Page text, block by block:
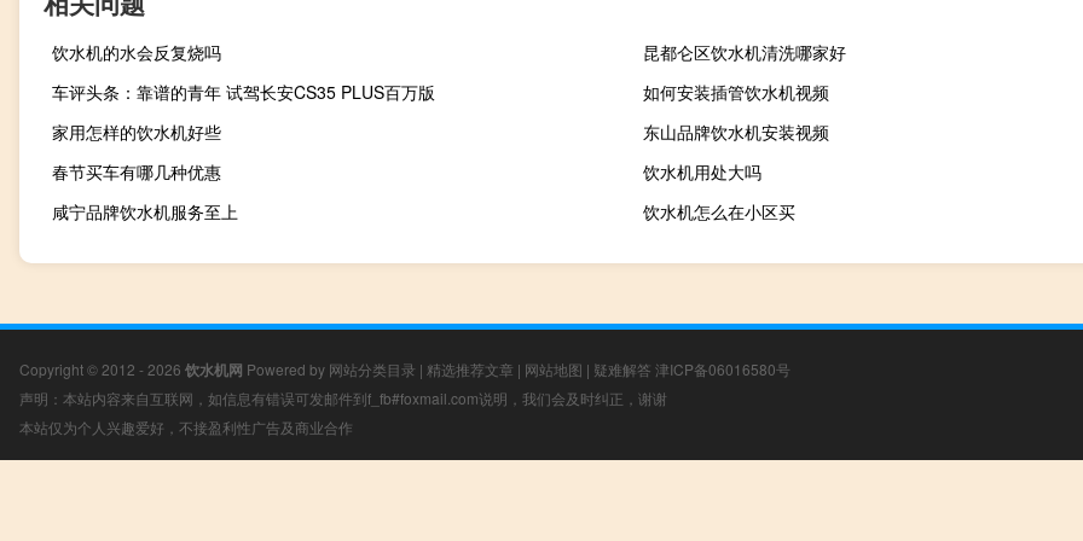
饮水机的水会反复烧吗
昆都仑区饮水机清洗哪家好
车评头条：靠谱的青年 试驾长安CS35 PLUS百万版
如何安装插管饮水机视频
家用怎样的饮水机好些
东山品牌饮水机安装视频
春节买车有哪几种优惠
饮水机用处大吗
咸宁品牌饮水机服务至上
饮水机怎么在小区买
Copyright © 2012 - 2026 饮水机网 Powered by 网站分类目录 | 精选推荐文章 | 网站地图 | 疑难解答 津ICP备06016580号
声明：本站内容来自互联网，如信息有错误可发邮件到f_fb#foxmail.com说明，我们会及时纠正，谢谢
本站仅为个人兴趣爱好，不接盈利性广告及商业合作